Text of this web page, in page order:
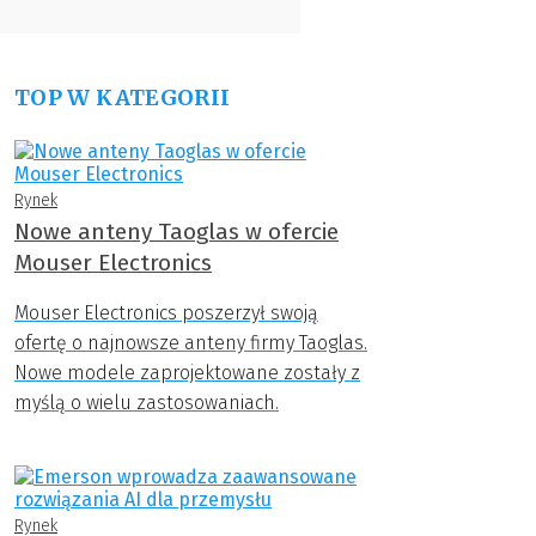
TOP W KATEGORII
Rynek
Nowe anteny Taoglas w ofercie
Mouser Electronics
Mouser Electronics poszerzył swoją
ofertę o najnowsze anteny firmy Taoglas.
Nowe modele zaprojektowane zostały z
myślą o wielu zastosowaniach.
Rynek